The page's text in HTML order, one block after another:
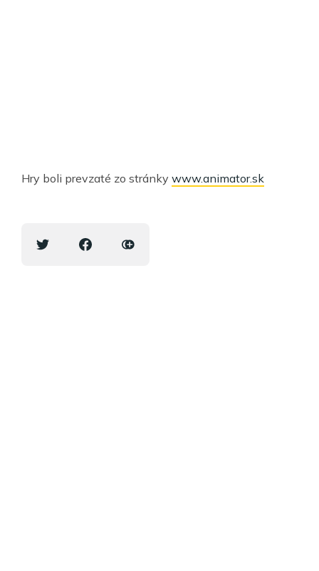
Hry boli prevzaté zo stránky www.animator.sk